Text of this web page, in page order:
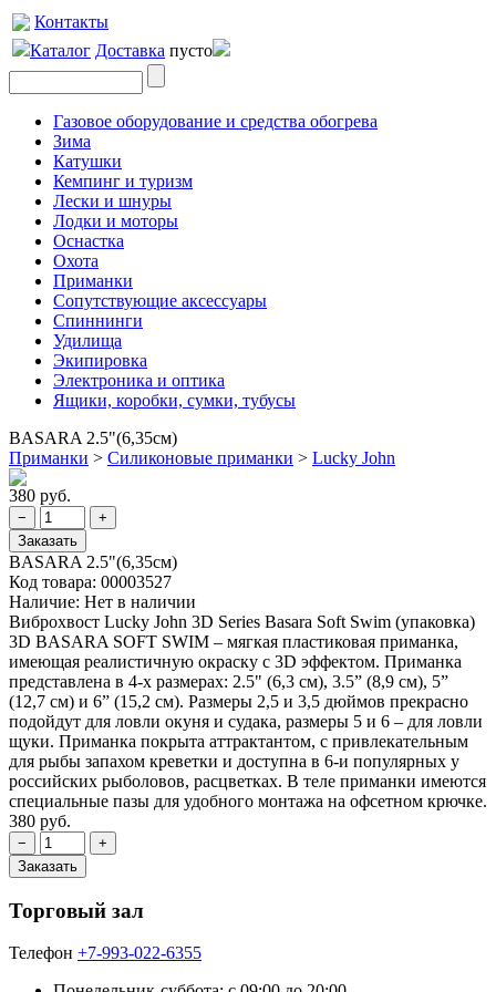
Контакты
Каталог Доставка пусто
Газовое оборудование и средства обогрева
Зима
Катушки
Кемпинг и туризм
Лески и шнуры
Лодки и моторы
Оснастка
Охота
Приманки
Сопутствующие аксессуары
Спиннинги
Удилища
Экипировка
Электроника и оптика
Ящики, коробки, сумки, тубусы
BASARA 2.5"(6,35см)
Приманки > Силиконовые приманки > Lucky John
380 руб.
BASARA 2.5"(6,35см)
Код товара: 00003527
Наличие: Нет в наличии
Виброхвост Lucky John 3D Series Basara Soft Swim (упаковка)
3D BASARA SOFT SWIM – мягкая пластиковая приманка,
имеющая реалистичную окраску с 3D эффектом. Приманка
представлена в 4-х размерах: 2.5" (6,3 см), 3.5” (8,9 см), 5”
(12,7 см) и 6” (15,2 см). Размеры 2,5 и 3,5 дюймов прекрасно
подойдут для ловли окуня и судака, размеры 5 и 6 – для ловли
щуки. Приманка покрыта аттрактантом, с привлекательным
для рыбы запахом креветки и доступна в 6-и популярных у
российских рыболовов, расцветках. В теле приманки имеются
специальные пазы для удобного монтажа на офсетном крючке.
380 руб.
Торговый зал
Телефон +7-993-022-6355